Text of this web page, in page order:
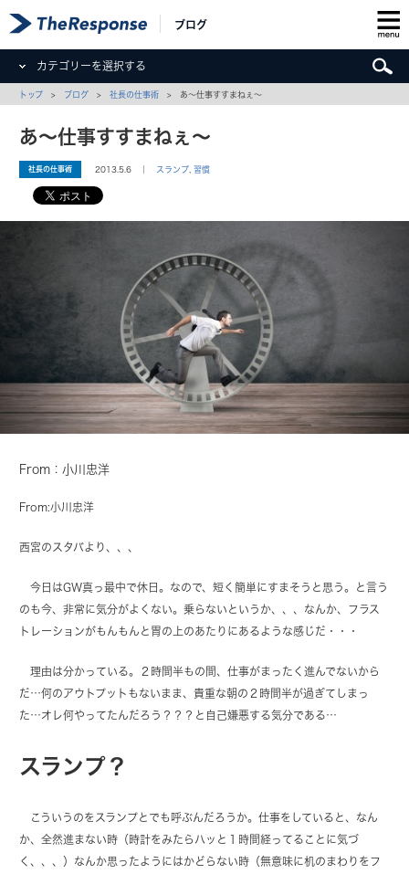
ブログ
カテゴリーを選択する
トップ > ブログ >社長の仕事術 > あ〜仕事すすまねぇ〜
あ〜仕事すすまねぇ〜
社長の仕事術 2013.5.6 ｜ スランプ ,習慣
From：小川忠洋
From:小川忠洋
西宮のスタバより、、、
今日はGW真っ最中で休日。なので、短く簡単にすまそうと思う。と言う
のも今、非常に気分がよくない。乗らないというか、、、なんか、フラス
トレーションがもんもんと胃の上のあたりにあるような感じだ・・・
理由は分かっている。２時間半もの間、仕事がまったく進んでないから
だ…何のアウトプットもないまま、貴重な朝の２時間半が過ぎてしまっ
た…オレ何やってたんだろう？？？と自己嫌悪する気分である…
スランプ？
こういうのをスランプとでも呼ぶんだろうか。仕事をしていると、なん
か、全然進まない時（時計をみたらハッと１時間経ってることに気づ
く、、、）なんか思ったようにはかどらない時（無意味に机のまわりをフ